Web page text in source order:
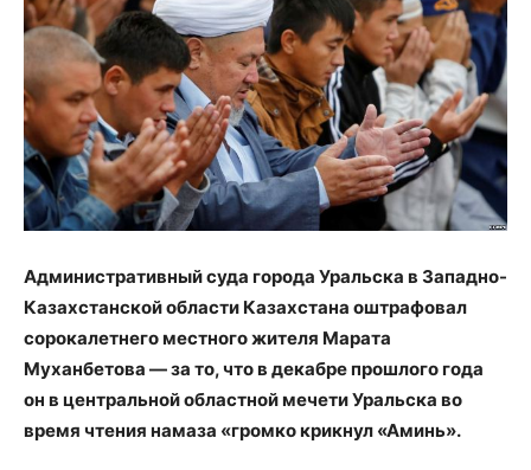
Административный суда города Уральска в Западно-
Казахстанской области Казахстана оштрафовал
сорокалетнего местного жителя Марата
Муханбетова — за то, что в декабре прошлого года
он в центральной областной мечети Уральска во
время чтения намаза «громко крикнул «Аминь».